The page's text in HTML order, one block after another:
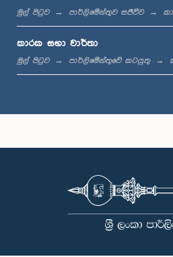
ගරු (වෛද්‍ය) නිහාල්
මුල් පිටුව පාර්ලිමේන්තුව සජීවීව
කාරක සභා වාර්තා
මුල් පිටුව පාර්ලිමේන්තුවේ කටයුතු